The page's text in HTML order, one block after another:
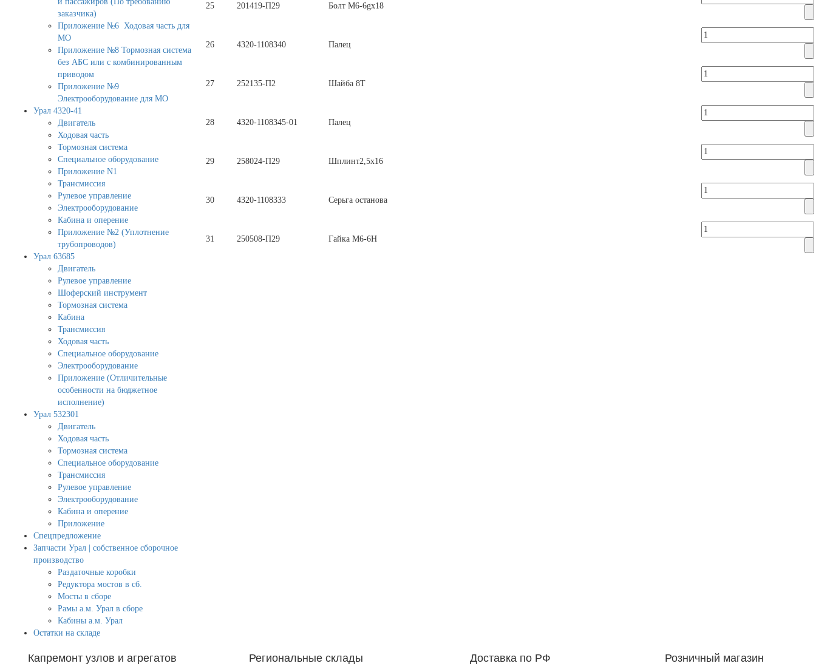
заказчика)
Приложение №6 Ходовая часть для
МО
Приложение №8 Тормозная система
без АБС или с комбинированным
приводом
Приложение №9
Электрооборудование для МО
Урал 4320-41
Двигатель
Ходовая часть
Тормозная система
Специальное оборудование
Приложение N1
Трансмиссия
Рулевое управление
Электрооборудование
Кабина и оперение
Приложение №2 (Уплотнение
трубопроводов)
Урал 63685
Двигатель
Рулевое управление
Шоферский инструмент
Тормозная система
Кабина
Трансмиссия
Ходовая часть
Специальное оборудование
Электрооборудование
Приложение (Отличительные
особенности на бюджетное
исполнение)
Урал 532301
Двигатель
Ходовая часть
Тормозная система
Специальное оборудование
Трансмиссия
Рулевое управление
Электрооборудование
Кабина и оперение
Приложение
Спецпредложение
Запчасти Урал | собственное сборочное
производство
Раздаточные коробки
Редуктора мостов в сб.
Мосты в сборе
Рамы а.м. Урал в сборе
Кабины а.м. Урал
Остатки на складе
25 201419-П29 Болт М6-6gх18
26 4320-1108340 Палец
27 252135-П2 Шайба 8Т
28 4320-1108345-01 Палец
29 258024-П29 Шплинт2,5х16
30 4320-1108333 Серьга останова
31 250508-П29 Гайка М6-6Н
Капремонт узлов и агрегатов Региональные склады Доставка по РФ Розничный магазин